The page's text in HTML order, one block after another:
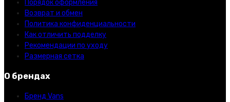
Порядок оформления
Возврат и обмен
Политика конфиденциальности
Как отличить подделку
Рекомендации по уходу
Размерная сетка
О брендах
Бренд Vans